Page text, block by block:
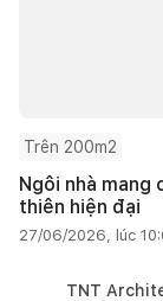
Trên 200m2
Ngôi nhà mang
thiên hiện đại
27/06/2026, lúc
TNT